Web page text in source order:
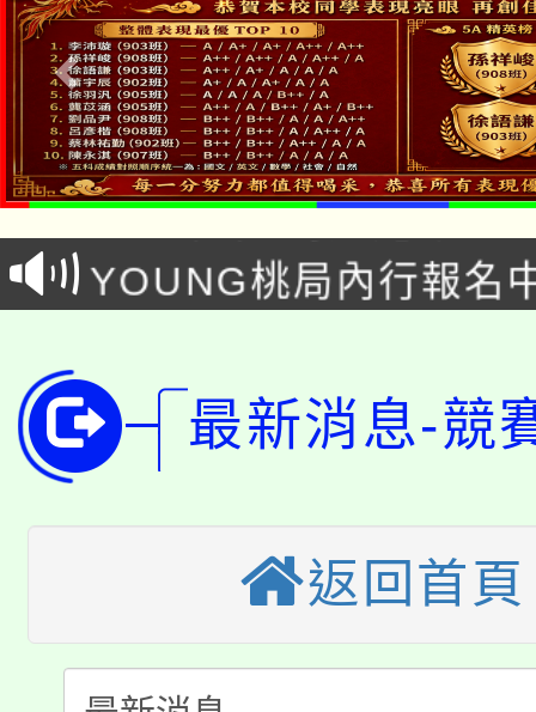
「本色祭」8/29、30在
場熱烈登場!
8/21下午1時於龍潭區
徵才活動。
YOUNG桃局內行報名
8月14至27日，桃園電
開!
115年桃園市運動會8/
田徑場及游泳池舉行。
桃園市低收入戶享有免
半價優惠，詳情可洽有
者。
份教師增能研習
大溪自造教育及科技
淨零綠生活教案入校路
會
115年食農教育專業人
最新消息-競
返回首頁